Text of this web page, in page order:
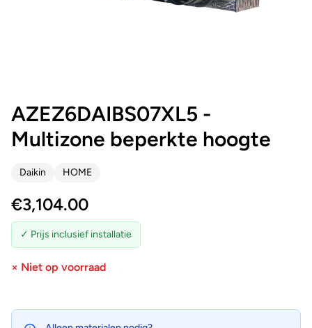
AZEZ6DAIBS07XL5 -
Multizone beperkte hoogte
Daikin HOME
€3,104.00
✓ Prijs inclusief installatie
× Niet op voorraad